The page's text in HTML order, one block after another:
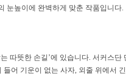
눈높이에 완벽하게 맞춘 작품입니다.
따뜻한 손길’에 있습니다. 서커스단
어 기운이 없는 사자, 외줄 위에서